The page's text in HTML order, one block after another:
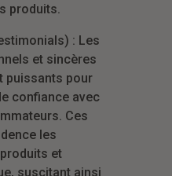
produits.
: Les
et sincères
puissants pour
confiance avec
Ces
les
et
suscitant ainsi